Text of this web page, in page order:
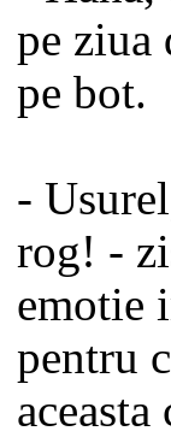
pe ziua
pe bot.
-
rog! -
emotie
pentru